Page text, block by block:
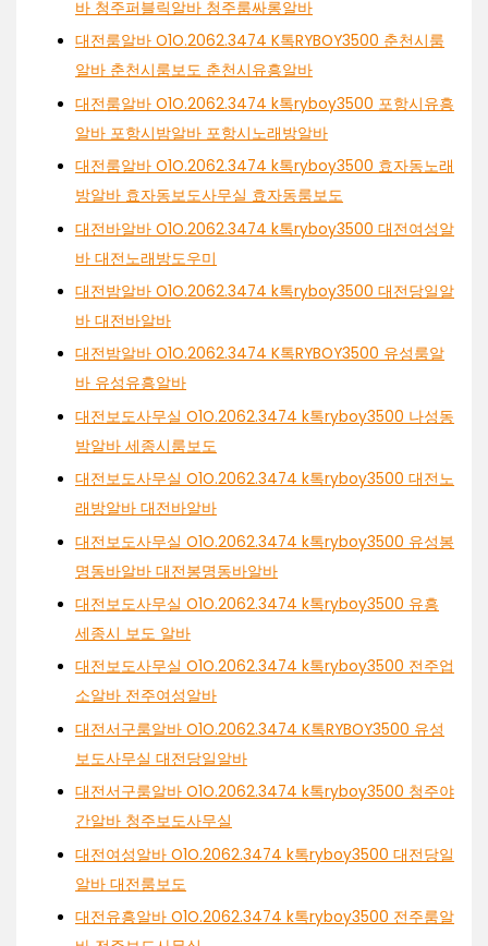
바 청주퍼블릭알바 청주룸싸롱알바
대전룸알바 O1O.2062.3474 K톡RYBOY3500 춘천시룸
알바 춘천시룸보도 춘천시유흥알바
대전룸알바 O1O.2062.3474 k톡ryboy3500 포항시유흥
알바 포항시밤알바 포항시노래방알바
대전룸알바 O1O.2062.3474 k톡ryboy3500 효자동노래
방알바 효자동보도사무실 효자동룸보도
대전바알바 O1O.2062.3474 k톡ryboy3500 대전여성알
바 대전노래방도우미
대전밤알바 O1O.2062.3474 k톡ryboy3500 대전당일알
바 대전바알바
대전밤알바 O1O.2062.3474 K톡RYBOY3500 유성룸알
바 유성유흥알바
대전보도사무실 O1O.2062.3474 k톡ryboy3500 나성동
밤알바 세종시룸보도
대전보도사무실 O1O.2062.3474 k톡ryboy3500 대전노
래방알바 대전바알바
대전보도사무실 O1O.2062.3474 k톡ryboy3500 유성봉
명동바알바 대전봉명동바알바
대전보도사무실 O1O.2062.3474 k톡ryboy3500 유흥
세종시 보도 알바
대전보도사무실 O1O.2062.3474 k톡ryboy3500 전주업
소알바 전주여성알바
대전서구룸알바 O1O.2062.3474 K톡RYBOY3500 유성
보도사무실 대전당일알바
대전서구룸알바 O1O.2062.3474 k톡ryboy3500 청주야
간알바 청주보도사무실
대전여성알바 O1O.2062.3474 k톡ryboy3500 대전당일
알바 대전룸보도
대전유흥알바 O1O.2062.3474 k톡ryboy3500 전주룸알